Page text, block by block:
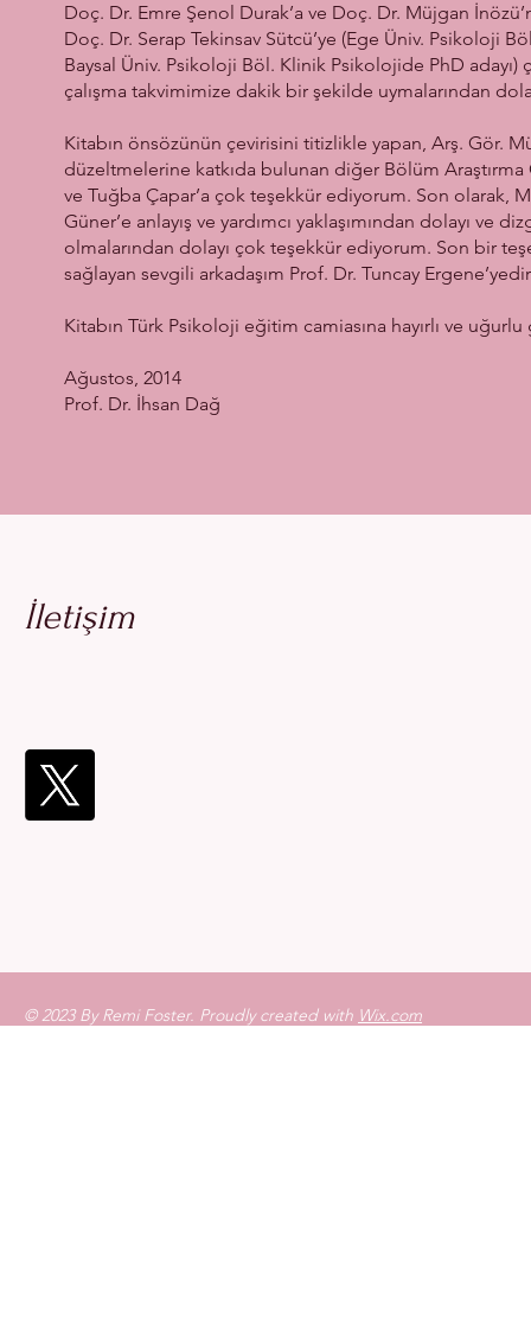
Doç. Dr. Emre Şenol Durak’a ve Doç. Dr. Müjgan
Doç. Dr. Serap Tekinsav Sütcü’ye (Ege Üniv. Psikoloji
Baysal Üniv. Psikoloji Böl. Klinik Psikolojide PhD
çalışma takvimimize dakik bir şekilde uymalarından
Kitabın önsözünün çevirisini titizlikle yapan, Arş. Gör.
düzeltmelerine katkıda bulunan diğer Bölüm
ve Tuğba Çapar’a çok teşekkür ediyorum. Son olarak,
Güner’e anlayış ve yardımcı yaklaşımından dolayı ve
olmalarından dolayı çok teşekkür ediyorum. Son bir
sağlayan sevgili arkadaşım Prof. Dr. Tuncay
Kitabın Türk Psikoloji eğitim camiasına hayırlı ve
Ağustos, 2014
Prof. Dr. İhsan Dağ
İletişim
© 2023 By Remi Foster. Proudly created with Wix.com